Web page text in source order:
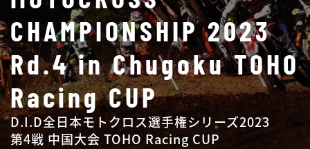
CHAMPIONSHIP 2023
Rd.4 in Chugoku TOHO
Racing CUP
D.I.D全日本モトクロス選手権シリーズ2023
第4戦 中国大会 TOHO Racing CUP